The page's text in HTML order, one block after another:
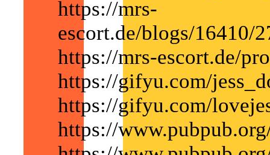
https://mrs-
escort.de/blogs/16410/
https://mrs-escort.de/
https://gifyu.com/
https://gifyu.com/
https://